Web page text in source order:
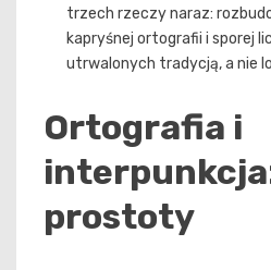
trzech rzeczy naraz:
kapryśnej ortografii i sporej
utrwalonych tradycją, a nie
Ortografia i
prostoty